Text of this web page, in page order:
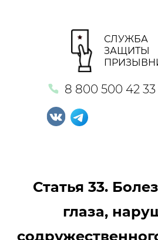
СЛУЖБА
ЗАЩИТЫ
8 800 500 42 33
Статья 33.
глаза,